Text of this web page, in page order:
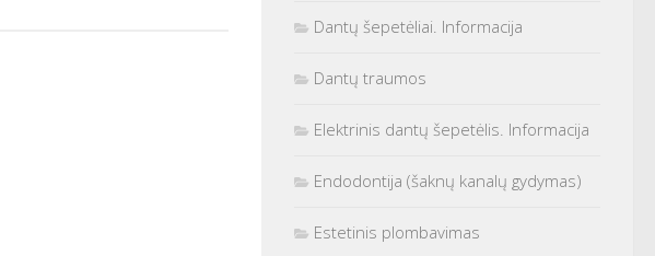
Dantų šepetėliai. Informacija
Dantų traumos
Elektrinis dantų šepetėlis. Informacija
Endodontija (šaknų kanalų gydymas)
Estetinis plombavimas